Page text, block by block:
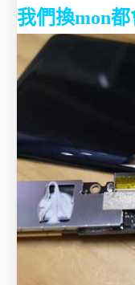
我們換mon